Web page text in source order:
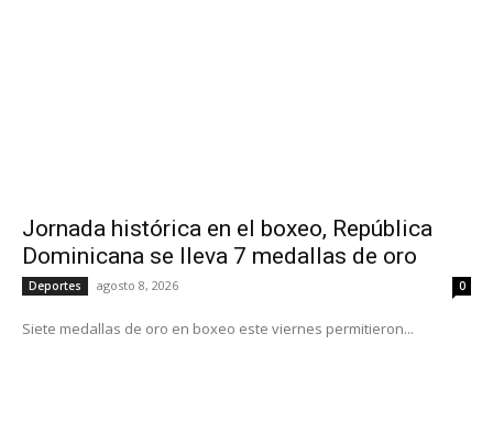
Jornada histórica en el boxeo, República
Dominicana se lleva 7 medallas de oro
Deportes agosto 8, 2026 0
Siete medallas de oro en boxeo este viernes permitieron...